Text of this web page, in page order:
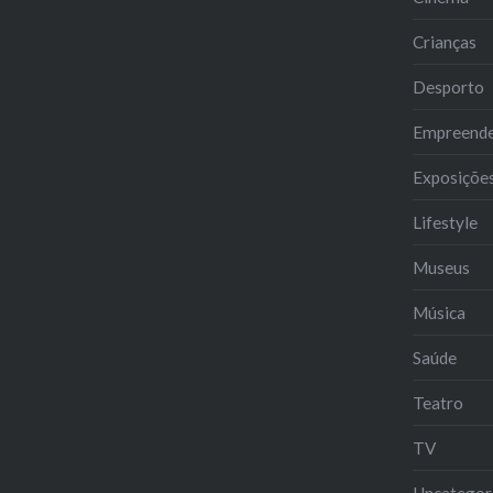
Crianças
Desporto
Lifestyle
Museus
Música
Saúde
Teatro
TV